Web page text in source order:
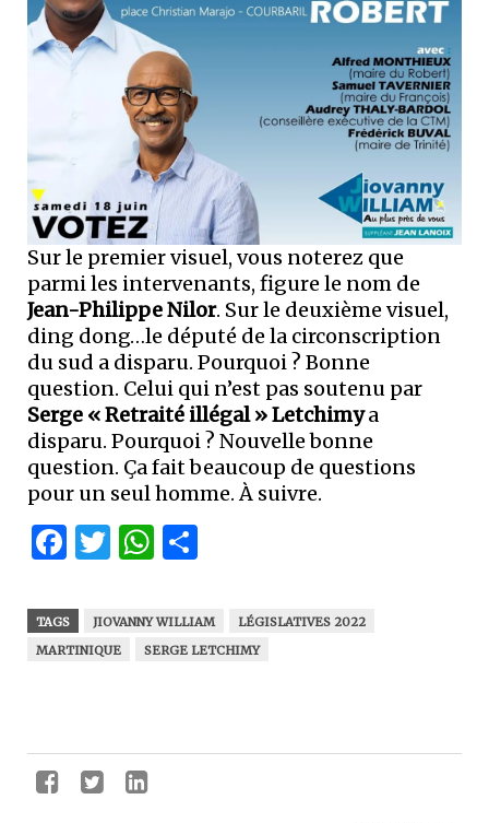
Sur le premier visuel, vous noterez que
parmi les intervenants, figure le nom de
Jean-Philippe Nilor. Sur le deuxième visuel,
ding dong…le député de la circonscription
du sud a disparu. Pourquoi ? Bonne
question. Celui qui n’est pas soutenu par
Serge « Retraité illégal » Letchimya
disparu. Pourquoi ? Nouvelle bonne
question. Ça fait beaucoup de questions
pour un seul homme. À suivre.
Facebook
Twitter
WhatsApp
TAGS JIOVANNY WILLIAM
LÉGISLATIVES 2022
MARTINIQUE
SERGE LETCHIMY